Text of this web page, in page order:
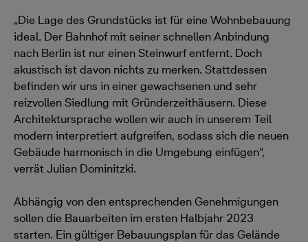
„Die Lage des Grundstücks ist für eine Wohnbebauung
ideal. Der Bahnhof mit seiner schnellen Anbindung
nach Berlin ist nur einen Steinwurf entfernt. Doch
akustisch ist davon nichts zu merken. Stattdessen
befinden wir uns in einer gewachsenen und sehr
reizvollen Siedlung mit Gründerzeithäusern. Diese
Architektursprache wollen wir auch in unserem Teil
modern interpretiert aufgreifen, sodass sich die neuen
Gebäude harmonisch in die Umgebung einfügen“,
verrät Julian Dominitzki.
Abhängig von den entsprechenden Genehmigungen
sollen die Bauarbeiten im ersten Halbjahr 2023
starten. Ein gültiger Bebauungsplan für das Gelände